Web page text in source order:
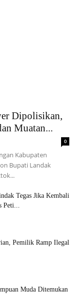
Dipolisikan,
Muatan...
0
Kabupaten
Bupati Landak
Tegas Jika Kembali
Peti...
Pemilik Ramp Ilegal
Muda Ditemukan